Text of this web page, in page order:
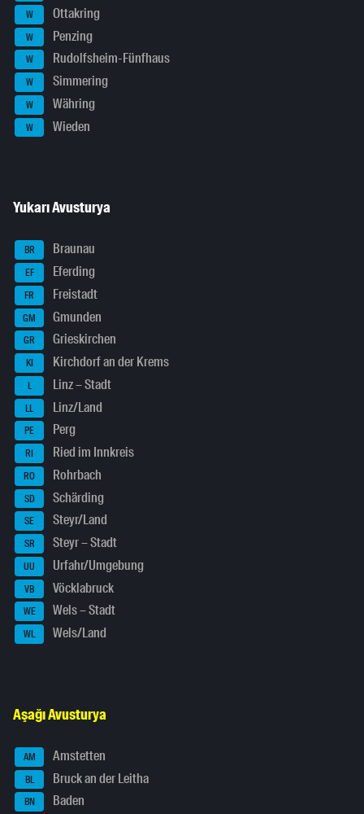
W Ottakring
W Penzing
W Rudolfsheim-Fünfhaus
W Simmering
W Währing
W Wieden
Yukarı Avusturya
BR Braunau
EF Eferding
FR Freistadt
GM Gmunden
GR Grieskirchen
KI Kirchdorf an der Krems
L Linz – Stadt
LL Linz/Land
PE Perg
RI Ried im Innkreis
RO Rohrbach
SD Schärding
SE Steyr/Land
SR Steyr – Stadt
UU Urfahr/Umgebung
VB Vöcklabruck
WE Wels – Stadt
WL Wels/Land
Aşağı Avusturya
AM Amstetten
BL Bruck an der Leitha
BN Baden